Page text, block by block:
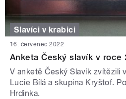
Slavíci v krabici
16. červenec 2022
Anketa Český slavík v roce
V anketě Český Slavík zvítězili
Lucie Bílá a skupina Kryštof.
Hrdinka.